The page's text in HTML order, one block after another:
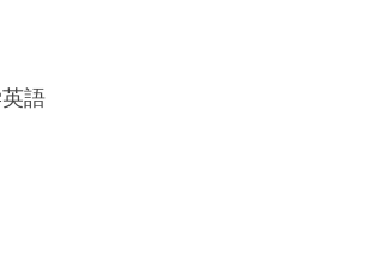
ならず、人生において大切な瞬間